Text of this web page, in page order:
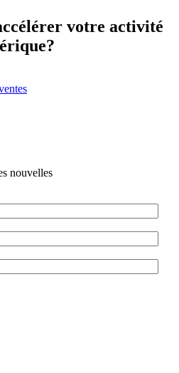
votre activité
nouvelles